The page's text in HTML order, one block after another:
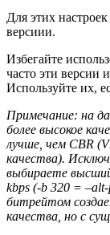
Для этих
версиии.
Избегайте
часто эти версии
Используйте их,
Примечание: на
более высокое
лучше, чем CBR
качества).
выбираете
kbps (-b 320 =
битрейтом
качества, но с